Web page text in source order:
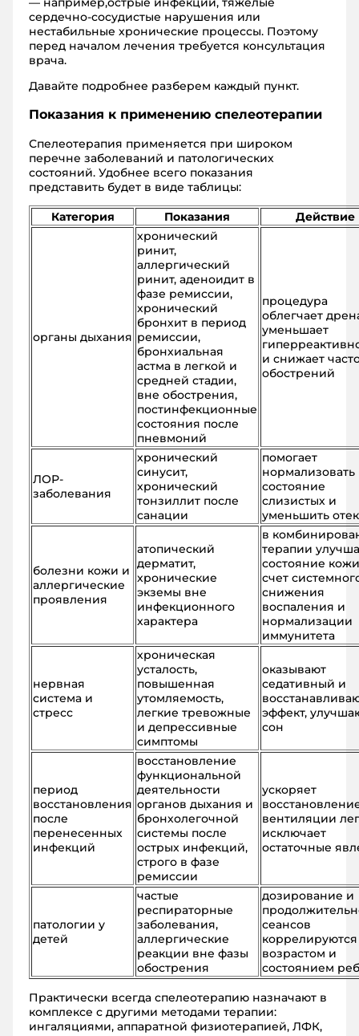
сердечно-сосудистые нарушения или
нестабильные хронические процессы. Поэтому
перед началом лечения требуется консультация
врача.
Давайте подробнее разберем каждый пункт.
Показания к применению спелеотерапии
Спелеотерапия применяется при широком
перечне заболеваний и патологических
состояний. Удобнее всего показания
представить будет в виде таблицы:
Категория Показания Действие
органы дыхания
хронический
ринит,
аллергический
ринит, аденоидит в
фазе ремиссии,
хронический
бронхит в период
ремиссии,
бронхиальная
астма в легкой и
средней стадии,
вне обострения,
постинфекционные
состояния после
пневмоний
процедура
облегчает
уменьшает
и снижает
обострений
ЛОР-
заболевания
хронический
синусит,
хронический
тонзиллит после
санации
помогает
нормализовать
состояние
слизистых и
уменьшить отек
болезни кожи и
аллергические
проявления
атопический
дерматит,
хронические
экземы вне
инфекционного
характера
в
терапии
состояние
счет
снижения
воспаления и
нормализации
иммунитета
нервная
система и
стресс
хроническая
усталость,
повышенная
утомляемость,
легкие тревожные
и депрессивные
симптомы
оказывают
седативный и
эффект,
сон
период
восстановления
после
перенесенных
инфекций
восстановление
функциональной
деятельности
органов дыхания и
бронхолегочной
системы после
острых инфекций,
строго в фазе
ремиссии
ускоряет
вентиляции
исключает
остаточные
патологии у
детей
частые
респираторные
заболевания,
аллергические
реакции вне фазы
обострения
дозирование и
сеансов
коррелируются
возрастом и
состоянием
Практически всегда спелеотерапию назначают в
комплексе с другими методами терапии:
ингаляциями, аппаратной физиотерапией, ЛФК,